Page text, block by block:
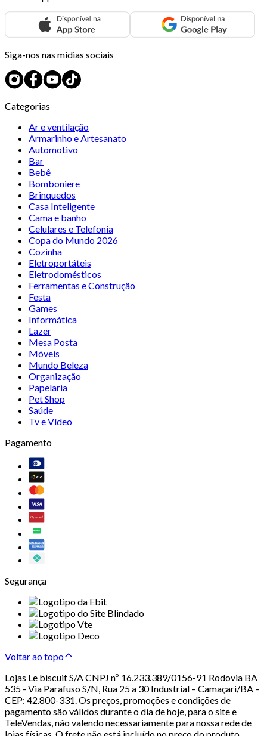
Siga-nos nas mídias sociais
Categorias
Ar e ventilação
Armarinho e Artesanato
Automotivo
Bar
Bebê
Bomboniere
Brinquedos
Casa Inteligente
Cama e banho
Celulares e Telefonia
Copa do Mundo 2026
Cozinha
Eletroportáteis
Eletrodomésticos
Ferramentas e Construção
Festa
Games
Informática
Lazer
Mesa Posta
Móveis
Mundo Beleza
Organização
Papelaria
Pet Shop
Saúde
Tv e Vídeo
Pagamento
Segurança
Voltar ao topo
Lojas Le biscuit S/A CNPJ nº 16.233.389/0156-91 Rodovia BA
535 - Via Parafuso S/N, Rua 25 a 30 Industrial – Camaçari/BA –
CEP: 42.800-331. Os preços, promoções e condições de
pagamento são válidos durante o dia de hoje, para o site e
TeleVendas, não valendo necessariamente para nossa rede de